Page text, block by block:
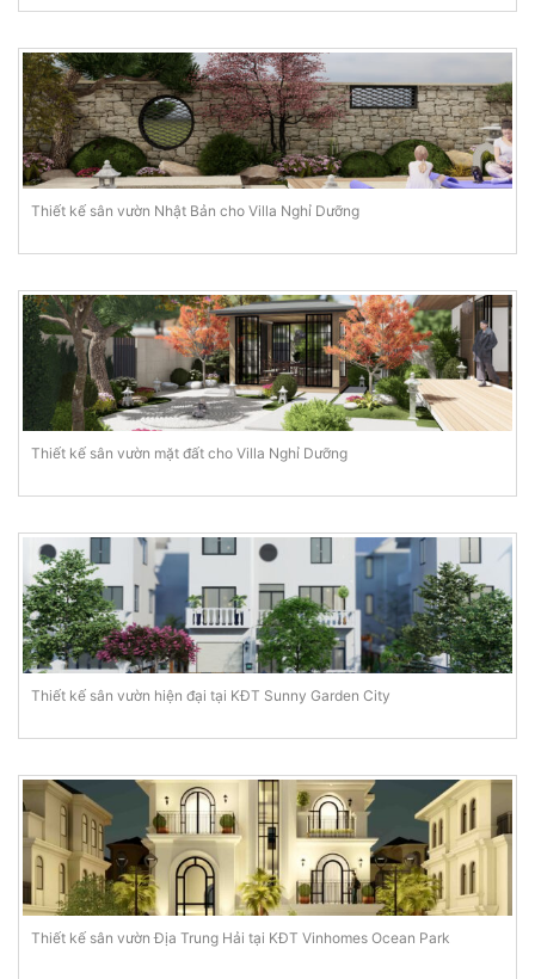
Thiết kế sân vườn Nhật Bản cho Villa Nghỉ Dưỡng
Thiết kế sân vườn mặt đất cho Villa Nghỉ Dưỡng
Thiết kế sân vườn hiện đại tại KĐT Sunny Garden City
Thiết kế sân vườn Địa Trung Hải tại KĐT Vinhomes Ocean Park